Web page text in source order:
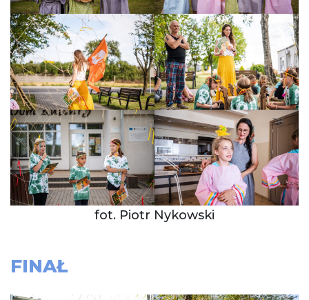
fot. Piotr Nykowski
FINAŁ